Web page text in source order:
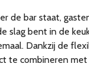
de bar staat,
slag bent in de
Dankzij de
te combineren met